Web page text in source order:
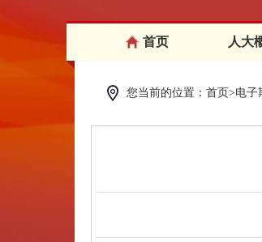
首页 人大
您当前的位置：首页>电子